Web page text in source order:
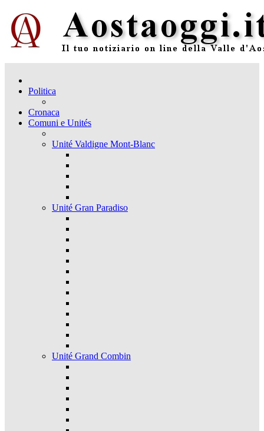
Politica
Cronaca
Comuni e Unités
Unité Valdigne Mont-Blanc
Unité Gran Paradiso
Unité Grand Combin